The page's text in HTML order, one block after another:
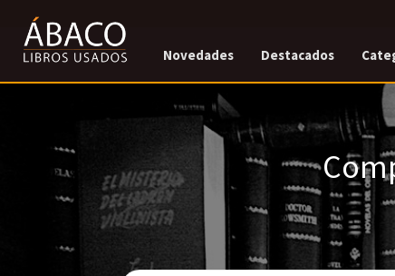
Novedades Destacados